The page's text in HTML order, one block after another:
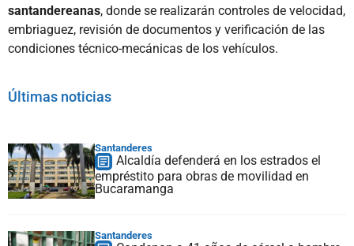
santandereanas, donde se realizarán controles de velocidad,
embriaguez, revisión de documentos y verificación de las
condiciones técnico-mecánicas de los vehículos.
Últimas noticias
Santanderes
Alcaldía defenderá en los estrados el
empréstito para obras de movilidad en
Bucaramanga
Santanderes